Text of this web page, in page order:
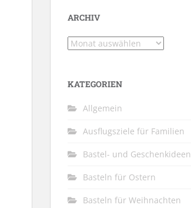
ARCHIV
Archiv
KATEGORIEN
Allgemein
Ausflugsziele für Familien
Bastel- und Geschenkideen
Basteln für Ostern
Basteln für Weihnachten